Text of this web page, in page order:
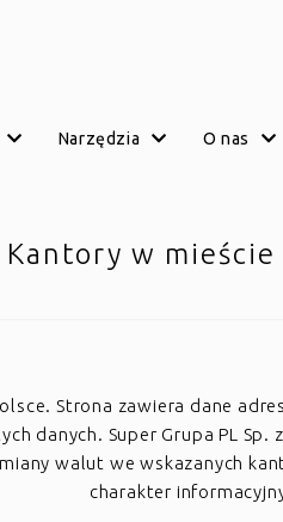
narzędzia o nas
Kantory w mieście
Strona zawiera dane
danych. Super Grupa PL
walut we wskazanych
charakter